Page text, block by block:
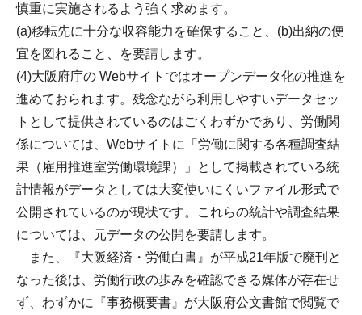
慎重に実施されるよう強く求めます。
(a)移転先に十分な収容能力を確保すること、(b)出納の便
宜を図れること、を要請します。
(4)大阪府庁の Webサイトではオープンデータ化の推進を
進めておられます。残念ながら利用しやすいデータセッ
トとして提供されているのはごくわずかであり、労働関
係については、Webサイトに「労働に関する各種調査結
果（雇用推進室労働環境課）」として掲載されている統
計情報がデータとしては大変使いにくいファイル形式で
公開されているのが現状です。これらの統計や調査結果
については、元データの公開を要請します。
また、『大阪経済・労働白書』が平成21年版で廃刊と
なった後は、労働行政の歩みを確認できる媒体が存在せ
ず、わずかに『事務概要書』が大阪府公文書館で閲覧で